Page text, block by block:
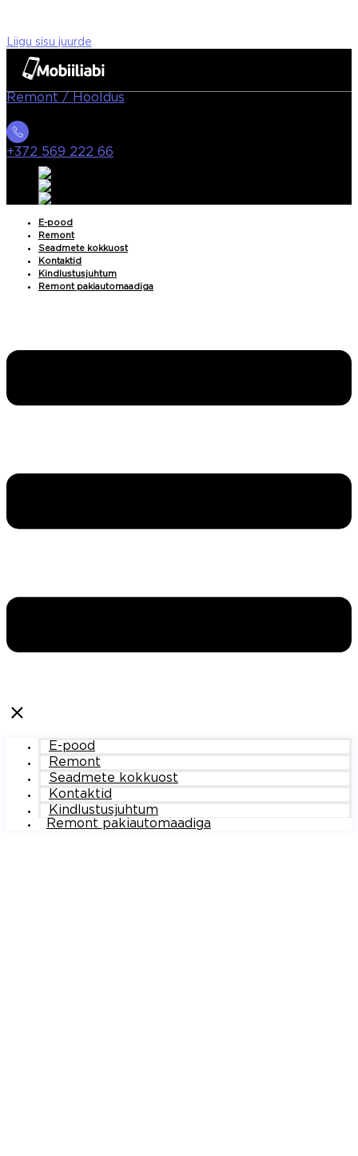
Liigu sisu juurde
Remont / Hooldus
+372 569 222 66
E-pood
Remont
Seadmete kokkuost
Kontaktid
Kindlustusjuhtum
Remont pakiautomaadiga
E-pood
Remont
Seadmete kokkuost
Kontaktid
Kindlustusjuhtum
Remont pakiautomaadiga